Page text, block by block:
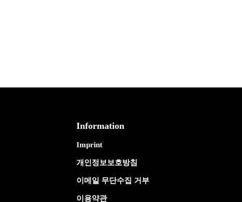
Information
Imprint
개인정보보호방침
이메일 무단수집 거부
이용약관